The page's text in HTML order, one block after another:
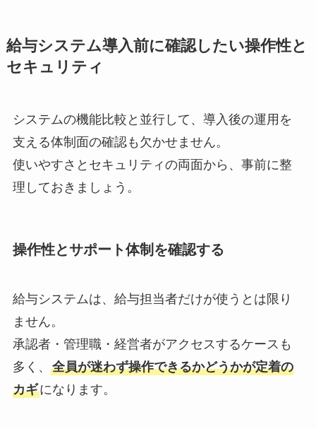
給与システム導入前に確認したい操作性と
セキュリティ
システムの機能比較と並行して、導入後の運用を
支える体制面の確認も欠かせません。
使いやすさとセキュリティの両面から、事前に整
理しておきましょう。
操作性とサポート体制を確認する
給与システムは、給与担当者だけが使うとは限り
ません。
承認者・管理職・経営者がアクセスするケースも
多く、 全員が迷わず操作できるかどうかが定着の
カギになります。